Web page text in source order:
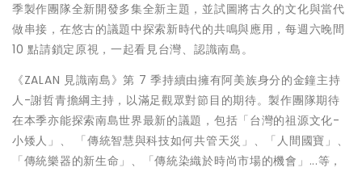
季製作團隊全新開發多集全新主題，並試圖將古久的文化與當代
做串接，在悠古的議題中探索新時代的共鳴與應用，每週六晚間
10 點請鎖定原視，一起看見台灣、認識南島。
《ZALAN 見識南島》第 7 季持續由擁有阿美族身分的金鐘主持
人-謝哲青擔綱主持，以滿足觀眾對節目的期待。製作團隊期待
在本季亦能探索南島世界最新的議題，包括「台灣的祖源文化-
小矮人」、 「傳統智慧與科技如何共管天災」、「人間國寶」、
「傳統樂器的新生命」、「傳統染織於時尚市場的機會」...等，